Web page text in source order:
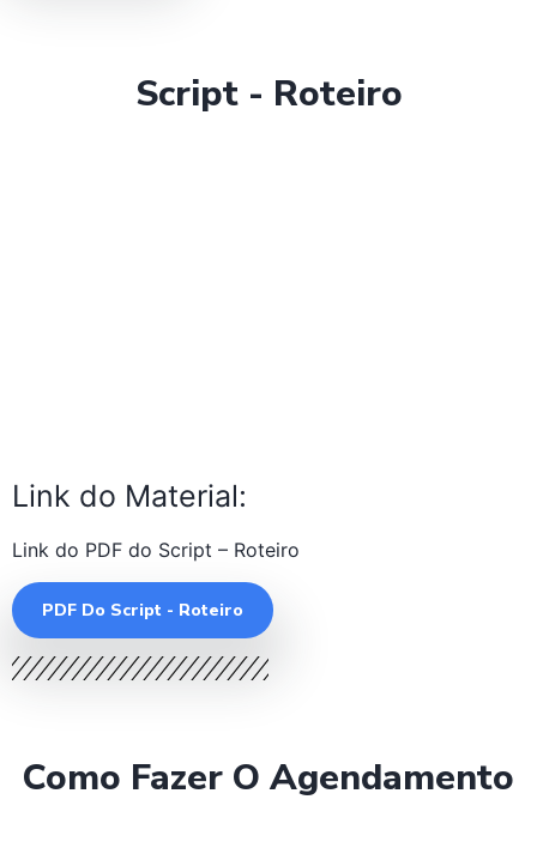
Script - Roteiro
Link do Material:
Link do PDF do Script – Roteiro
PDF Do Script - Roteiro
Como Fazer O Agendamento